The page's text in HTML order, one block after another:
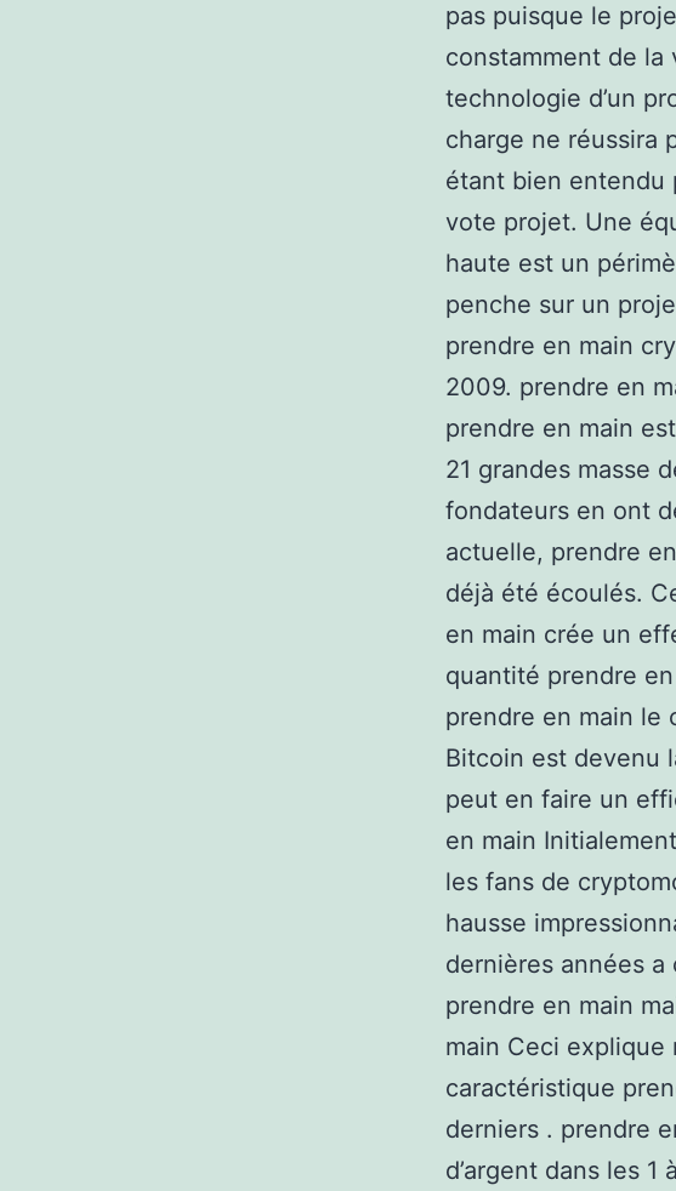
pas puisque le
constamment de la
technologie d’un
charge ne réussira
étant bien entendu
vote projet. Une
haute est un
penche sur un
prendre en main
2009. prendre en
prendre en main
21 grandes masse
fondateurs en ont
actuelle, prendre
déjà été écoulés.
en main crée un
quantité prendre
prendre en main le
Bitcoin est devenu
peut en faire un
en main
les fans de
hausse
dernières années
prendre en main
main Ceci explique
caractéristique
derniers . prendre
d’argent dans les